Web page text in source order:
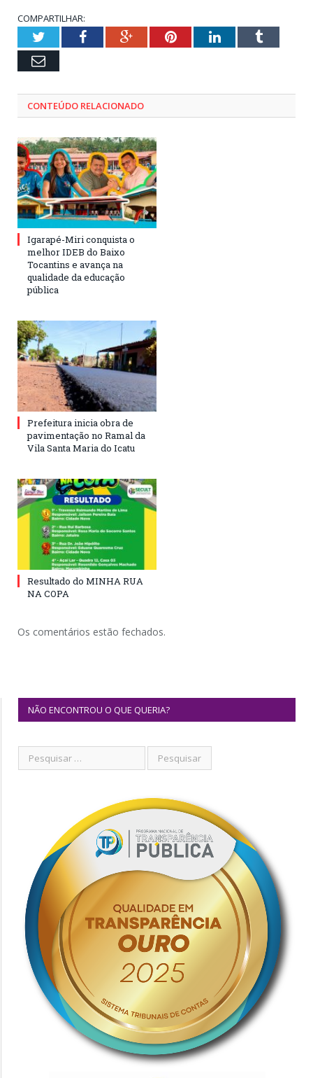
COMPARTILHAR:
TwitterFacebookGoogle+PinterestLinkedInTumblr
Email
CONTEÚDO RELACIONADO
Igarapé-Miri conquista o
melhor IDEB do Baixo
Tocantins e avança na
qualidade da educação
pública
Prefeitura inicia obra de
pavimentação no Ramal da
Vila Santa Maria do Icatu
Resultado do MINHA RUA
NA COPA
Os comentários estão fechados.
NÃO ENCONTROU O QUE QUERIA?